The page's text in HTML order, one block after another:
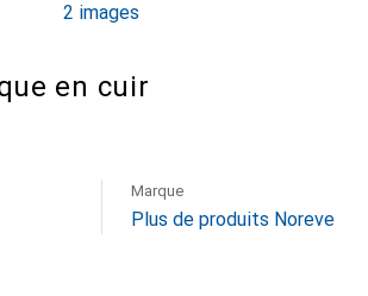
2 images
en cuir
Marque
Plus de produits Noreve